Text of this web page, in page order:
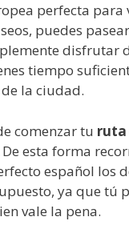
perfecta para
puedes
disfrutar
tiempo
la ciudad.
comenzar tu ruta
De esta forma
español los
ya que tú
vale la pena.